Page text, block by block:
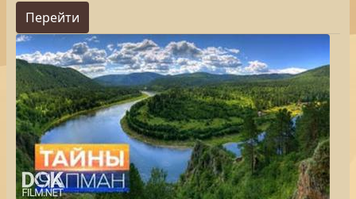
Перейти